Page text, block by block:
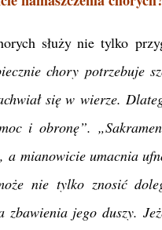
służy nie tylko
chory potrzebuje
się w wierze.
i obronę”.
a mianowicie umacnia
nie tylko znosić
jego duszy.